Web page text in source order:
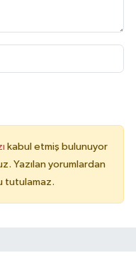
kabul etmiş bulunuyor
Yazılan yorumlardan
tutulamaz.